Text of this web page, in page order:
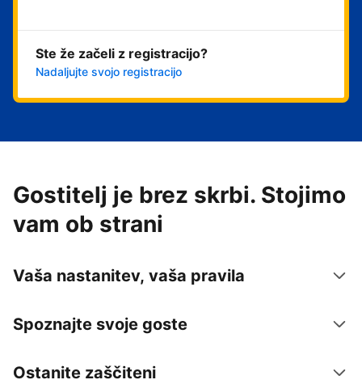
Ste že začeli z registracijo?
Nadaljujte svojo registracijo
Gostitelj je brez skrbi. Stojimo
vam ob strani
Vaša nastanitev, vaša pravila
Spoznajte svoje goste
Ostanite zaščiteni